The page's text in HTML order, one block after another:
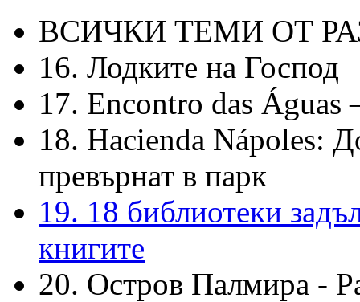
ВСИЧКИ ТЕМИ ОТ
16. Лодките на Господ
17. Encontro das Águas
18. Hacienda Nápoles:
превърнат в парк
19. 18 библиотеки
книгите
20. Остров Палмира -